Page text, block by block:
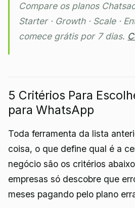
Compare os planos
Starter · Growth · Scale ·
comece grátis por 7 dias.
5 Critérios Para
para WhatsApp
Toda ferramenta da lista
coisa, o que define qual é a
negócio são os critérios
empresas só descobre que
meses pagando pelo plano